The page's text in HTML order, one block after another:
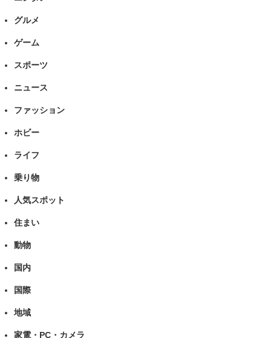
グルメ
ゲーム
スポーツ
ニュース
ファッション
ホビー
ライフ
乗り物
人気スポット
住まい
動物
国内
国際
地域
家電・PC・カメラ